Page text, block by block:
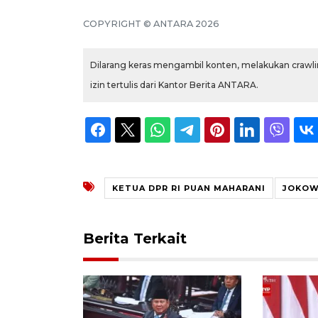
COPYRIGHT © ANTARA 2026
Dilarang keras mengambil konten, melakukan
izin tertulis dari Kantor Berita ANTARA.
KETUA DPR RI PUAN MAHARANI
Berita Terkait